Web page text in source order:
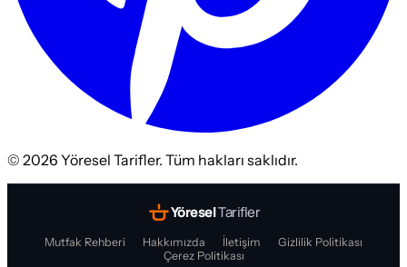
© 2026 Yöresel Tarifler. Tüm hakları saklıdır.
YöreselTarifler
Mutfak Rehberi Hakkımızda İletişim
Gizlilik Politikası
Çerez Politikası